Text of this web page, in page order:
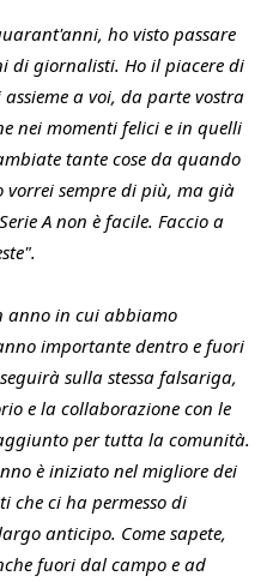
ho visto passare
di giornalisti. Ho il piacere di
a voi, da parte vostra
nei momenti felici e in quelli
tante cose da quando
vorrei sempre di più, ma già
A non è facile. Faccio a
anno in cui abbiamo
importante dentro e fuori
sulla stessa falsariga,
e la collaborazione con le
per tutta la comunità.
è iniziato nel migliore dei
che ci ha permesso di
anticipo. Come sapete,
fuori dal campo e ad